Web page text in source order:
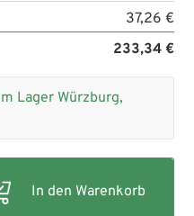
37,26 €
233,34 €
Lager Würzburg,